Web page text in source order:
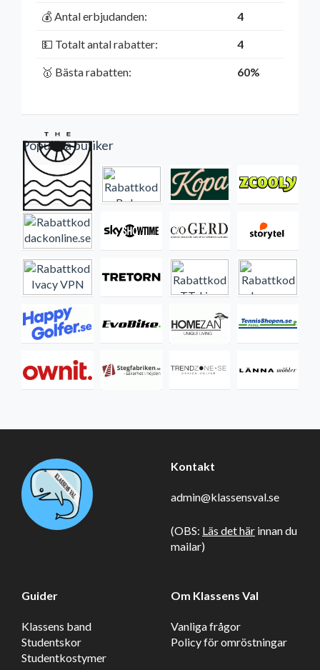
💰 Antal erbjudanden: 4
💵 Totalt antal rabatter: 4
🥇 Bästa rabatten: 60%
Populära butiker
Kontakt
admin@klassensval.se
(OBS: Läs det här innan du
mailar)
Guider
Klassens band
Studentskor
Studentkostymer
Om Klassens Val
Vanliga frågor
Policy för omröstningar